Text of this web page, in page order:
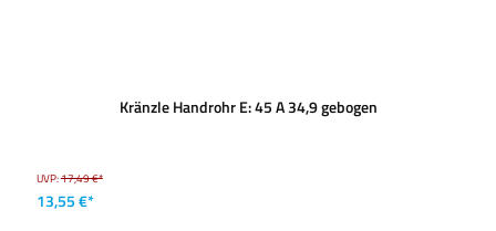
Kränzle Handrohr E: 45 A 34,9 gebogen
UVP:17,49 €*
13,55 €*